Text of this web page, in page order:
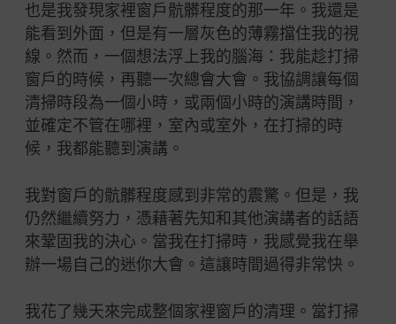
也是我發現家裡窗戶骯髒程度的那一年。我還是
能看到外面，但是有一層灰色的薄霧擋住我的視
線。然而，一個想法浮上我的腦海：我能趁打掃
窗戶的時候，再聽一次總會大會。我協調讓每個
清掃時段為一個小時，或兩個小時的演講時間，
並確定不管在哪裡，室內或室外，在打掃的時
候，我都能聽到演講。
我對窗戶的骯髒程度感到非常的震驚。但是，我
仍然繼續努力，憑藉著先知和其他演講者的話語
來鞏固我的決心。當我在打掃時，我感覺我在舉
辦一場自己的迷你大會。這讓時間過得非常快。
我花了幾天來完成整個家裡窗戶的清理。當打掃